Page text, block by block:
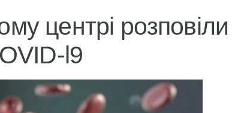
центрі розповіли
l9